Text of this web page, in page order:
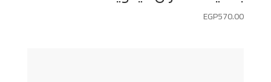
EGP570.00